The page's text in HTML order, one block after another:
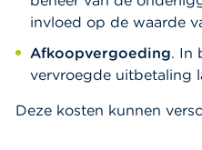
invloed op de waarde
Afkoopvergoeding. In
vervroegde uitbetaling
Deze kosten kunnen